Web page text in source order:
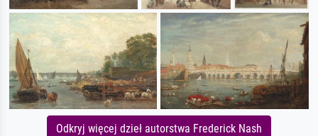
Odkryj więcej dzieł autorstwa Frederick Nash